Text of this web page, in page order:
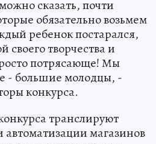
сказать, почти
обязательно возьмем
ребенок постарался,
своего творчества и
потрясающе! Мы
- большие молодцы, -
конкурса.
транслируют
магазинов